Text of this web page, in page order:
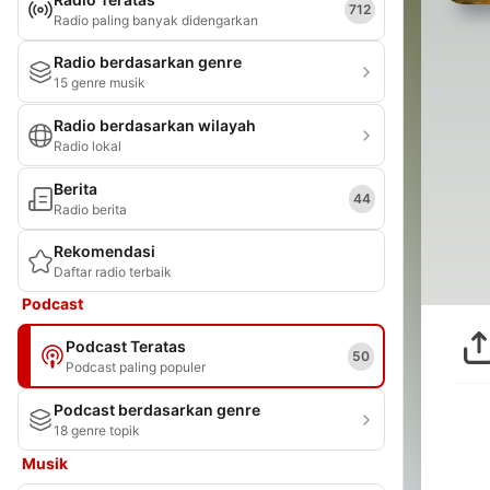
Radio paling banyak didengarkan
712
Radio berdasarkan genre
15 genre musik
Radio berdasarkan wilayah
Radio lokal
Berita
Radio berita
44
Rekomendasi
Daftar radio terbaik
Podcast
Podcast Teratas
Podcast paling populer
50
Podcast berdasarkan genre
18 genre topik
Musik